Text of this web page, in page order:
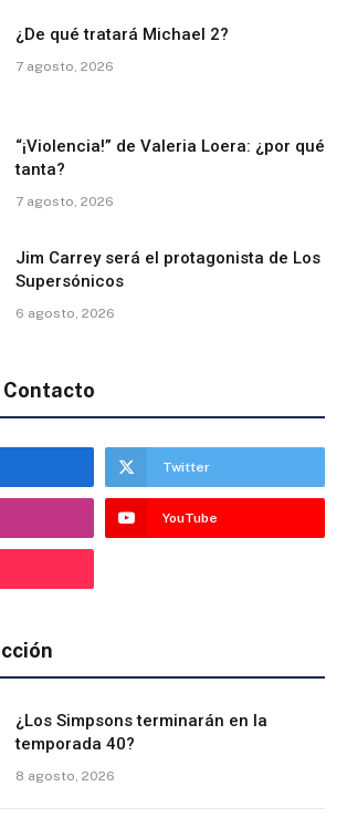
¿De qué tratará Michael 2?
7 agosto, 2026
“¡Violencia!” de Valeria Loera: ¿por qué
tanta?
7 agosto, 2026
Jim Carrey será el protagonista de Los
Supersónicos
6 agosto, 2026
Twitter
YouTube
¿Los Simpsons terminarán en la
temporada 40?
8 agosto, 2026